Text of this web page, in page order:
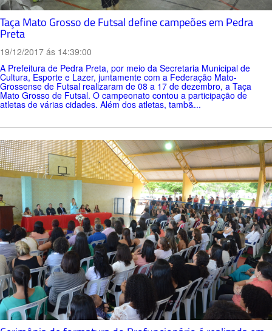
Taça Mato Grosso de Futsal define campeões em Pedra
Preta
19/12/2017 ás 14:39:00
A Prefeitura de Pedra Preta, por meio da Secretaria Municipal de
Cultura, Esporte e Lazer, juntamente com a Federação Mato-
Grossense de Futsal realizaram de 08 a 17 de dezembro, a Taça
Mato Grosso de Futsal. O campeonato contou a participação de
atletas de várias cidades. Além dos atletas, tamb&...